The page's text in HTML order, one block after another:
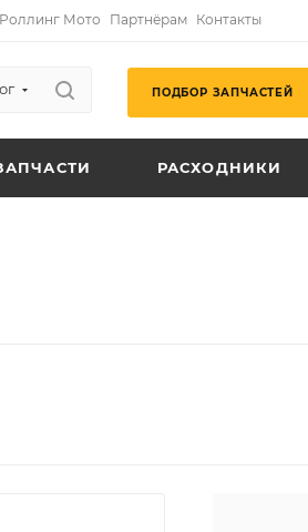
Мото Партнёрам Контакты
ПОДБОР ЗАПЧАСТЕЙ
РАСХОДНИКИ